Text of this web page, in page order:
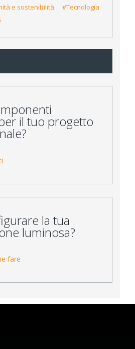
e sostenibilità
#Tecnologia
il tuo progetto
la tua
luminosa?
fare